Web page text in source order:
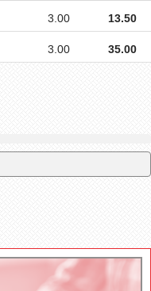
3.00 13.50
3.00 35.00